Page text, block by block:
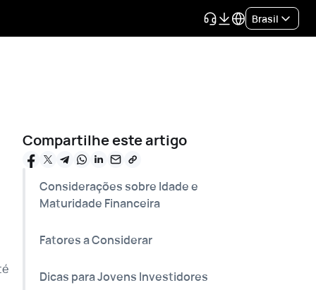
Brasil
Compartilhe este artigo
Considerações sobre Idade e
Maturidade Financeira
Fatores a Considerar
Dicas para Jovens Investidores